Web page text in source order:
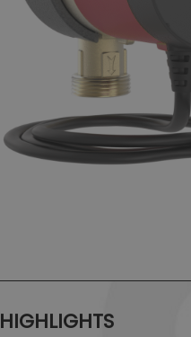
HIGHLIGHTS